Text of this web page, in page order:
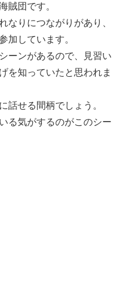
賊団です。
なりにつながりがあり、
加しています。
ーンがあるので、見習い
を知っていたと思われま
話せる間柄でしょう。
る気がするのがこのシー